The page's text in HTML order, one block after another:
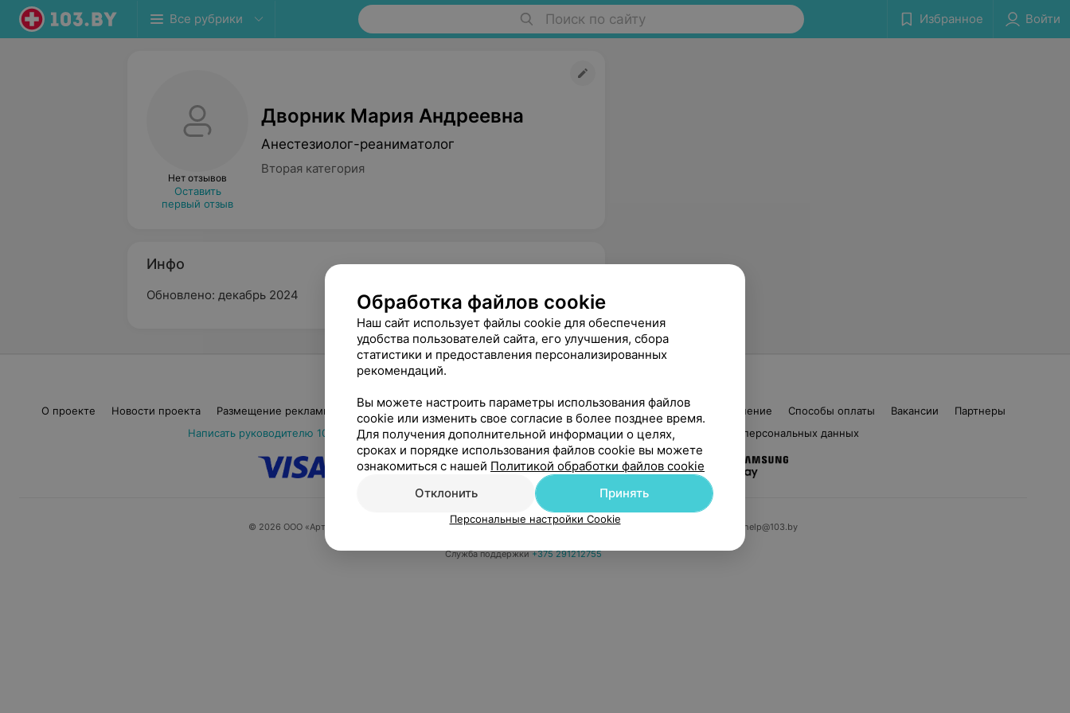
Все рубрики Поиск по сайту Избранное Войти
Нет отзывов
Оставить
первый отзыв
Дворник Мария Андреевна
Анестезиолог-реаниматолог
Вторая категория
Инфо
Обновлено: декабрь 2024
О проекте Новости проекта Размещение рекламы Медицинский маркетинг Публичный договор Пользовательское соглашение Способы оплаты Вакансии
Партнеры
Написать руководителю 103.by
Написать в поддержку Персональные настройки cookie Обработка персональных данных
© 2026 ООО «Артокс Лаб», УНП 191700409 | 220012, Республика Беларусь, г. Минск, улица Толбухина, 2, пом. 16 | help@103.by
Служба поддержки +375 291212755
Обработка файлов cookie
Наш сайт использует файлы cookie для обеспечения
удобства пользователей сайта, его улучшения, сбора
статистики и предоставления персонализированных
рекомендаций.
Вы можете настроить параметры использования файлов
cookie или изменить свое согласие в более позднее время.
Для получения дополнительной информации о целях,
сроках и порядке использования файлов cookie вы можете
ознакомиться с нашей Политикой обработки файлов cookie
Отклонить
Принять
Персональные настройки Cookie